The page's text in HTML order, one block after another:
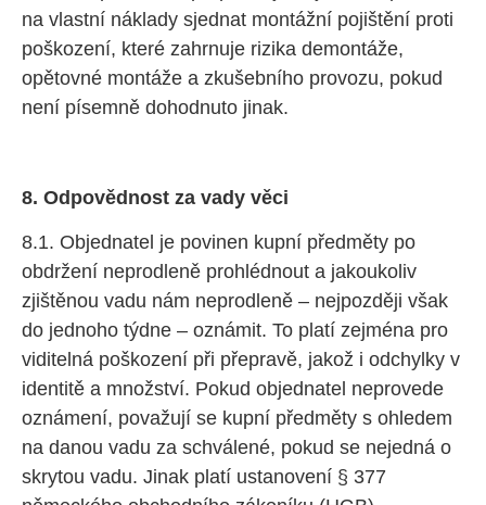
na vlastní náklady sjednat montážní pojištění proti
poškození, které zahrnuje rizika demontáže,
opětovné montáže a zkušebního provozu, pokud
není písemně dohodnuto jinak.
8. Odpovědnost za vady věci
8.1. Objednatel je povinen kupní předměty po
obdržení neprodleně prohlédnout a jakoukoliv
zjištěnou vadu nám neprodleně – nejpozději však
do jednoho týdne – oznámit. To platí zejména pro
viditelná poškození při přepravě, jakož i odchylky v
identitě a množství. Pokud objednatel neprovede
oznámení, považují se kupní předměty s ohledem
na danou vadu za schválené, pokud se nejedná o
skrytou vadu. Jinak platí ustanovení § 377